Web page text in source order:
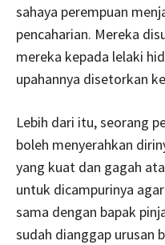
sahaya perempuan
pencaharian. Mereka
mereka kepada lelaki
upahannya disetorkan
Lebih dari itu, seorang
boleh menyerahkan
yang kuat dan gagah
untuk dicampurinya
sama dengan bapak
sudah dianggap urusan